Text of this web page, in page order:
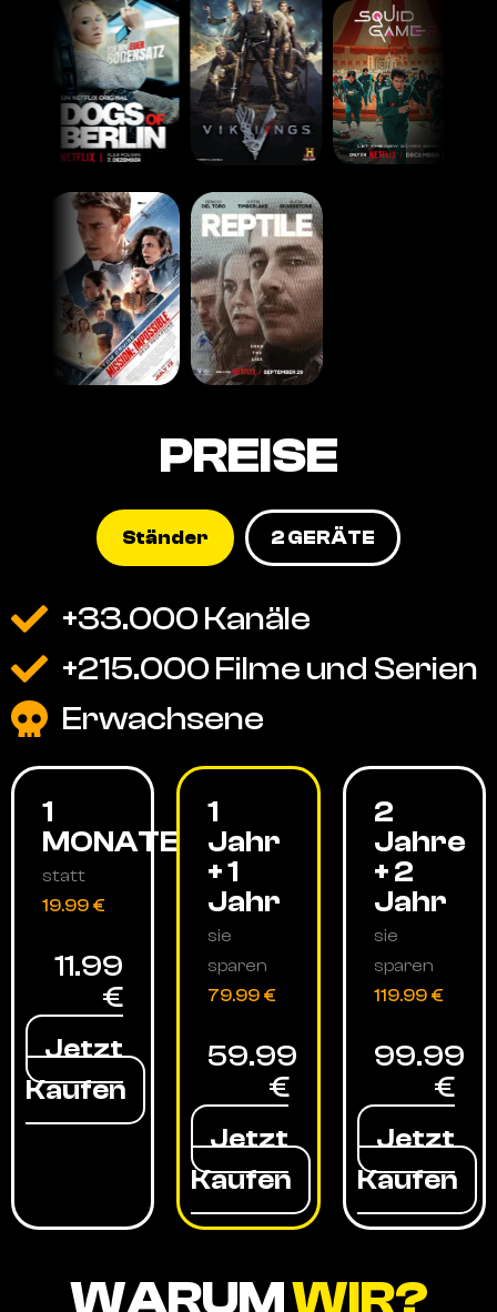
PREISE
Ständer 2 GERÄTE
+33.000 Kanäle
+215.000 Filme und Serien
Erwachsene
1
MONATE
statt
19.99 €
11.99
€
Jetzt
Kaufen
1
Jahr
+ 1
Jahr
sie
sparen
79.99 €
59.99
€
Jetzt
Kaufen
2
Jahre
+ 2
Jahr
sie
sparen
119.99 €
99.99
€
Jetzt
Kaufen
WARUMWIR?